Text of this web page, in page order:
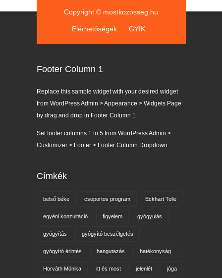
Copyright © mostkozosseg.hu
Elérhetőségek GYIK
Footer Column 1
Replace this sample widget with your desired widget
from WordPress Admin > Appearance > Widgets Page
by drag and drop in Footer Column 1
Set footer columns 1 to 5 from WordPress Admin >
Customizer > Footer > Footer Column Dropdown
Címkék
belső béke csoportos program Eckhart Tolle
egyéni konzultáció figyelem gyógyulás
gyógyítás gyógyító beszélgetés
gyógyító érintés hangutazás hatékonyság
Horváth Mónika itt és most jelenlét jóga